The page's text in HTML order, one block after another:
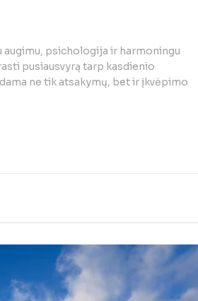
psichologija ir harmoningu
pusiausvyrą tarp kasdienio
ne tik atsakymų, bet ir įkvėpimo